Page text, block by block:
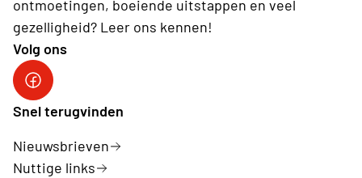
ontmoetingen, boeiende uitstappen en veel
gezelligheid? Leer ons kennen!
Volg ons
Facebook Herk-de-Stad
Snel terugvinden
Nieuwsbrieven
Nuttige links